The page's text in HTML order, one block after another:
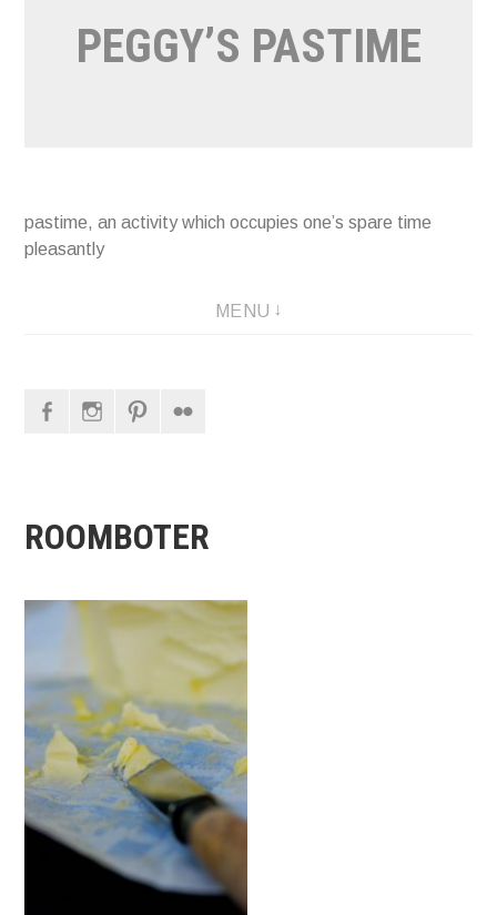
PEGGY’S PASTIME
pastime, an activity which occupies one’s spare time
pleasantly
MENU
FacebookInstagram
ROOMBOTER